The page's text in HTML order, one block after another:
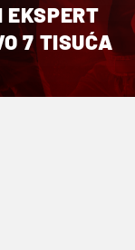
EKSPERT
7 TISUĆA